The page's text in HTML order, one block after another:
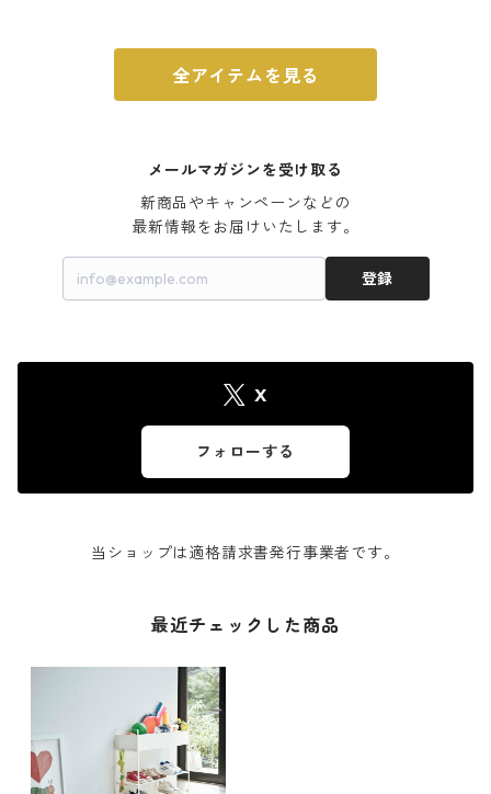
全アイテムを見る
メールマガジンを受け取る
新商品やキャンペーンなどの
最新情報をお届けいたします。
登録
X
フォローする
当ショップは適格請求書発行事業者です。
最近チェックした商品